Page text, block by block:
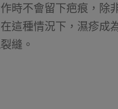
作時不會留下疤痕，除
這種情況下，濕疹成
縫。